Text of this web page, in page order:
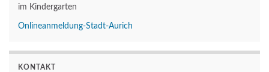
im Kindergarten
Onlineanmeldung-Stadt-Aurich
KONTAKT